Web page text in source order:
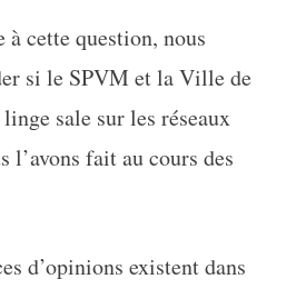
cette question, nous
si le SPVM et la Ville de
sale sur les réseaux
l’avons fait au cours des
d’opinions existent dans